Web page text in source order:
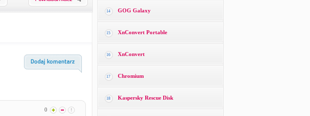
0
14 GOG Galaxy
15 XnConvert Portable
16 XnConvert
17 Chromium
18 Kaspersky Rescue Disk